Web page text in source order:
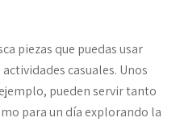
piezas que puedas usar
casuales. Unos
pueden servir tanto
para un día explorando la